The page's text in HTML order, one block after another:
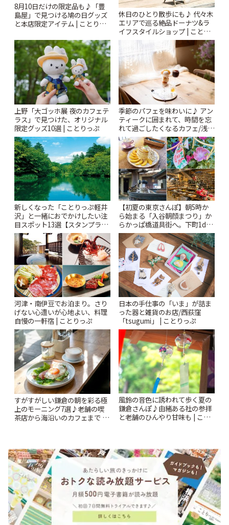
8月10日だけの限定品も♪「豊
島屋」で見つける鳩の日グッズ
と本店限定アイテム | ことりっ
休日のひとり散歩にも♪ 代々木
エリアで巡る絶品ドーナツ&ラ
イフスタイルショップ | ことり
っぷ
上野「大ゴッホ展 夜のカフェテ
ラス」で見つけた、オリジナル
限定グッズ10選 | ことりっぷ
季節のパフェを味わいに♪ アン
ティークに囲まれて、時間を忘
れて過ごしたくなるカフェ/浅草
「annorum cafe」 | ことりっぷ
新しくなった「ことりっぷ軽井
沢」と一緒におでかけしたい注
目スポット13選【スタンプラリ
ー開催中】 | ことりっぷ
【初夏の東京さんぽ】朝5時か
ら始まる「入谷朝顔まつり」か
らかっぱ橋道具街へ。下町1day
さんぽプラン | ことりっぷ
河津・南伊豆でお泊まり。さり
げない心遣いが心地よい、料理
自慢の一軒宿 | ことりっぷ
日本の手仕事の「いま」が詰ま
った器と雑貨のお店/西荻窪
「tsugumi」 | ことりっぷ
すがすがしい鎌倉の朝を彩る極
上のモーニング7選♪老舗の喫
茶店から海沿いのカフェまで |
風鈴の音色に誘われて歩く夏の
鎌倉さんぽ♪由緒ある社の参拝
と老舗のひんやり甘味も | こと